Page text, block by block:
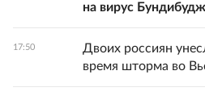
на вирус
17:50
Двоих россиян
время шторма во